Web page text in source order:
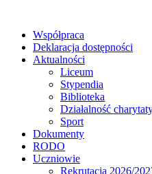
Współpraca
Deklaracja dostępności
Aktualności
Liceum
Stypendia
Biblioteka
Działalność
Sport
Dokumenty
RODO
Uczniowie
Rekrutacja 2026/